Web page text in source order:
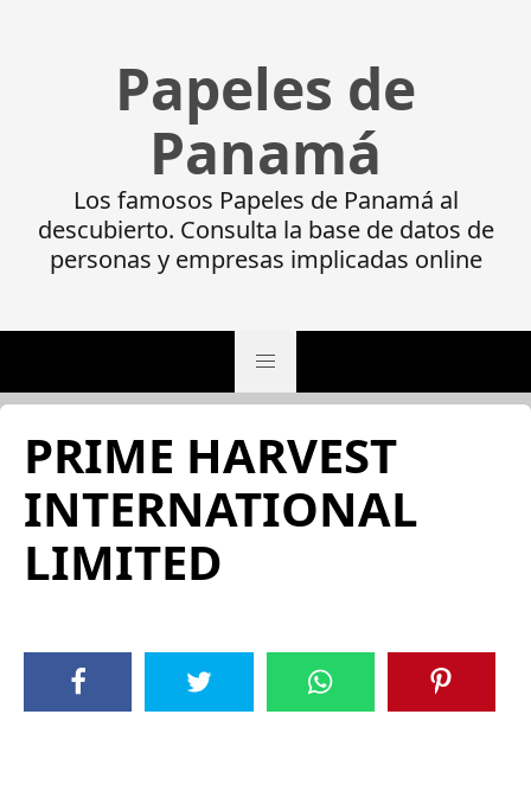
Papeles de
Panamá
Los famosos Papeles de Panamá al
descubierto. Consulta la base de datos de
personas y empresas implicadas online
PRIME HARVEST
INTERNATIONAL
LIMITED